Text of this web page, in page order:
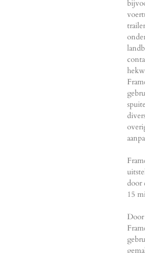
door
15
Door